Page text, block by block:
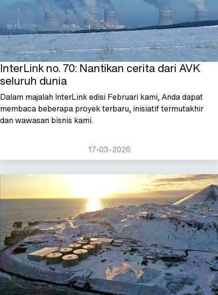
InterLink no. 70: Nantikan cerita dari AVK
seluruh dunia
Dalam majalah InterLink edisi Februari kami, Anda dapat
membaca beberapa proyek terbaru, inisiatif termutakhir
dan wawasan bisnis kami.
17-03-2026